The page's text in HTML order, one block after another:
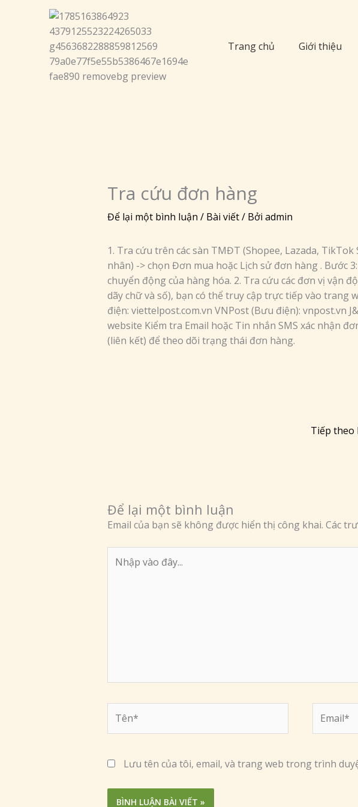
Trang chủ Giới thiệu
Tra cứu đơn hàng
Để lại một bình luận / Bài viết/ Bởi admin
1. Tra cứu trên các sàn TMĐT (Shopee, Lazada,
nhân) -> chọn Đơn mua hoặc Lịch sử đơn hàng . Bước
chuyển động của hàng hóa. 2. Tra cứu các đơn vị vận
dãy chữ và số), bạn có thể truy cập trực tiếp vào trang
điện: viettelpost.com.vn VNPost (Bưu điện): vnpost.vn
website Kiểm tra Email hoặc Tin nhắn SMS xác nhận
(liên kết) để theo dõi trạng thái đơn hàng.
Tiếp theo
Để lại một bình luận
Email của bạn sẽ không được hiển thị công khai. Các
vào
Lưu tên của tôi, email, và trang web trong trình